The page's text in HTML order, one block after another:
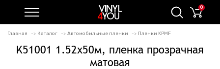
0
Главная Каталог Автомобильные пленки Пленки KPMF
K51001 1.52х50м, пленка прозрачная
матовая